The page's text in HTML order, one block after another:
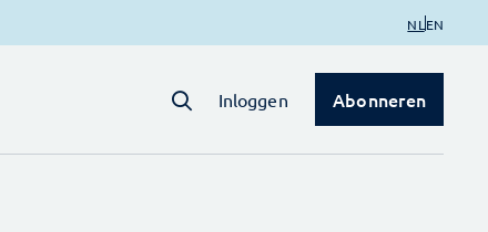
NL EN
Inloggen Abonneren